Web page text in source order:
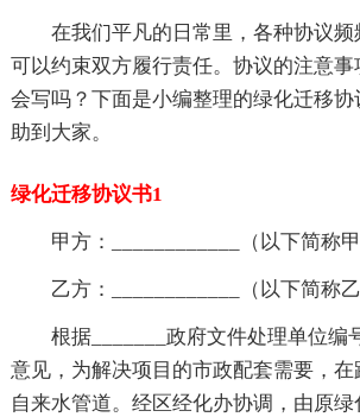
在我们平凡的日常里，各种协议频
可以约束双方履行责任。协议的注意事
会写吗？下面是小编整理的绿化迁移
助到大家。
绿化迁移协议书1
甲方：____________（以下简称甲
乙方：____________（以下简称乙
根据_______政府文件处理单位编
意见，为解决项目的市政配套需要，
自来水管道。经区经化办协调，由原